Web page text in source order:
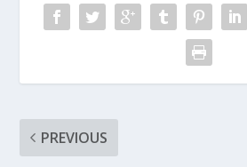
PREVIOUS